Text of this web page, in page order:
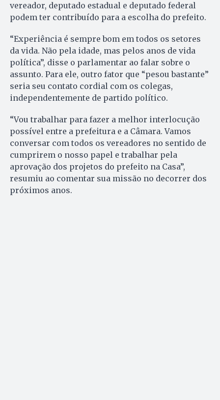
vereador, deputado estadual e deputado federal
podem ter contribuído para a escolha do prefeito.
“Experiência é sempre bom em todos os setores
da vida. Não pela idade, mas pelos anos de vida
política”, disse o parlamentar ao falar sobre o
assunto. Para ele, outro fator que “pesou bastante”
seria seu contato cordial com os colegas,
independentemente de partido político.
“Vou trabalhar para fazer a melhor interlocução
possível entre a prefeitura e a Câmara. Vamos
conversar com todos os vereadores no sentido de
cumprirem o nosso papel e trabalhar pela
aprovação dos projetos do prefeito na Casa”,
resumiu ao comentar sua missão no decorrer dos
próximos anos.